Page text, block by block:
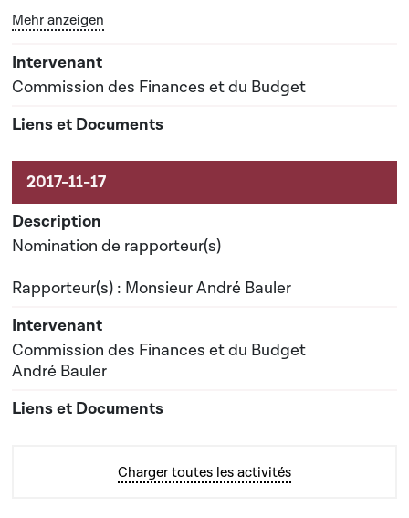
Date prévisionnelle du rapport de commission : 04-
05-2018
Bouton graphique servant à afficher ou cacher tous
Mehr anzeigen
Commission des Finances et du Budget
Nomination de rapporteur(s)
Rapporteur(s) : Monsieur André Bauler
Commission des Finances et du Budget
André Bauler
Charger toutes les activités